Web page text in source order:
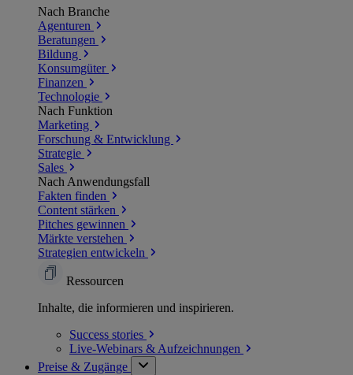
Nach Branche
Agenturen
Beratungen
Bildung
Konsumgüter
Finanzen
Technologie
Nach Funktion
Marketing
Forschung & Entwicklung
Strategie
Sales
Nach Anwendungsfall
Fakten finden
Content stärken
Pitches gewinnen
Märkte verstehen
Strategien entwickeln
Ressourcen
Inhalte, die informieren und inspirieren.
Success stories
Live-Webinars & Aufzeichnungen
Preise & Zugänge